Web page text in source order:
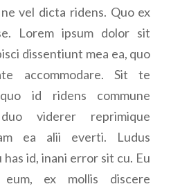
vel dicta ridens. Quo ex
Lorem ipsum dolor sit
dissentiunt mea ea, quo
accommodare. Sit te
id ridens commune
viderer reprimique
ea alii everti. Ludus
id, inani error sit cu. Eu
ex mollis discere